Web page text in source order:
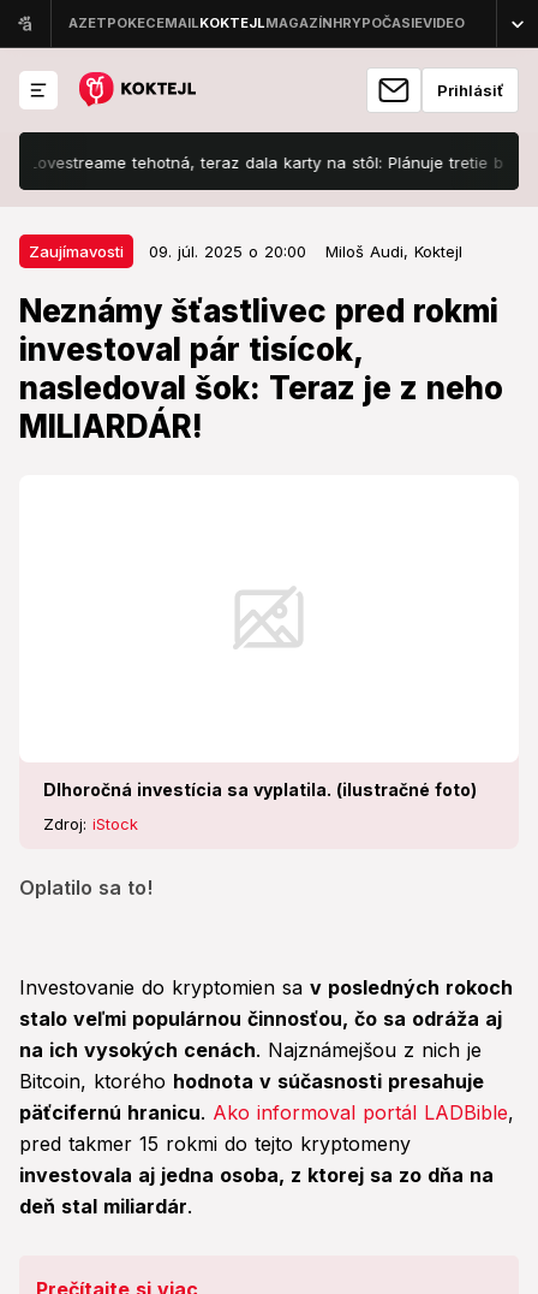
Prihlásiť
tehotná, teraz dala karty na stôl: Plánuje tretie bábätko?
Zaujímavosti 09. júl. 2025 o 20:00 Miloš Audi, Koktejl
Neznámy šťastlivec pred rokmi
investoval pár tisícok,
nasledoval šok: Teraz je z neho
MILIARDÁR!
Dlhoročná investícia sa vyplatila. (ilustračné foto)
Zdroj: iStock
Oplatilo sa to!
Zaujímavosti 09. júl. 2025 o 20:00
Neznámy šťastlivec pred rokmi
investoval pár tisícok, nasledoval
šok: Teraz je z neho MILIARDÁR!
Oplatilo sa to!
Investovanie do kryptomien sa v posledných rokoch
stalo veľmi populárnou činnosťou, čo sa odráža aj
na ich vysokých cenách. Najznámejšou z nich je
Bitcoin, ktorého hodnota v súčasnosti presahuje
päťcifernú hranicu. Ako informoval portál LADBible,
pred takmer 15 rokmi do tejto kryptomeny
investovala aj jedna osoba, z ktorej sa zo dňa na
deň stal miliardár.